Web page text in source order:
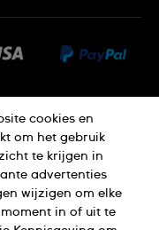
Cookies
cookies en
om het gebruik
te krijgen in
advertenties
wijzigen om elke
in of uit te